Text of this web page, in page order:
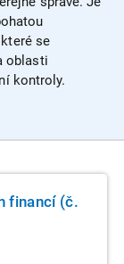
se
oblasti
kontroly.
financí (č.